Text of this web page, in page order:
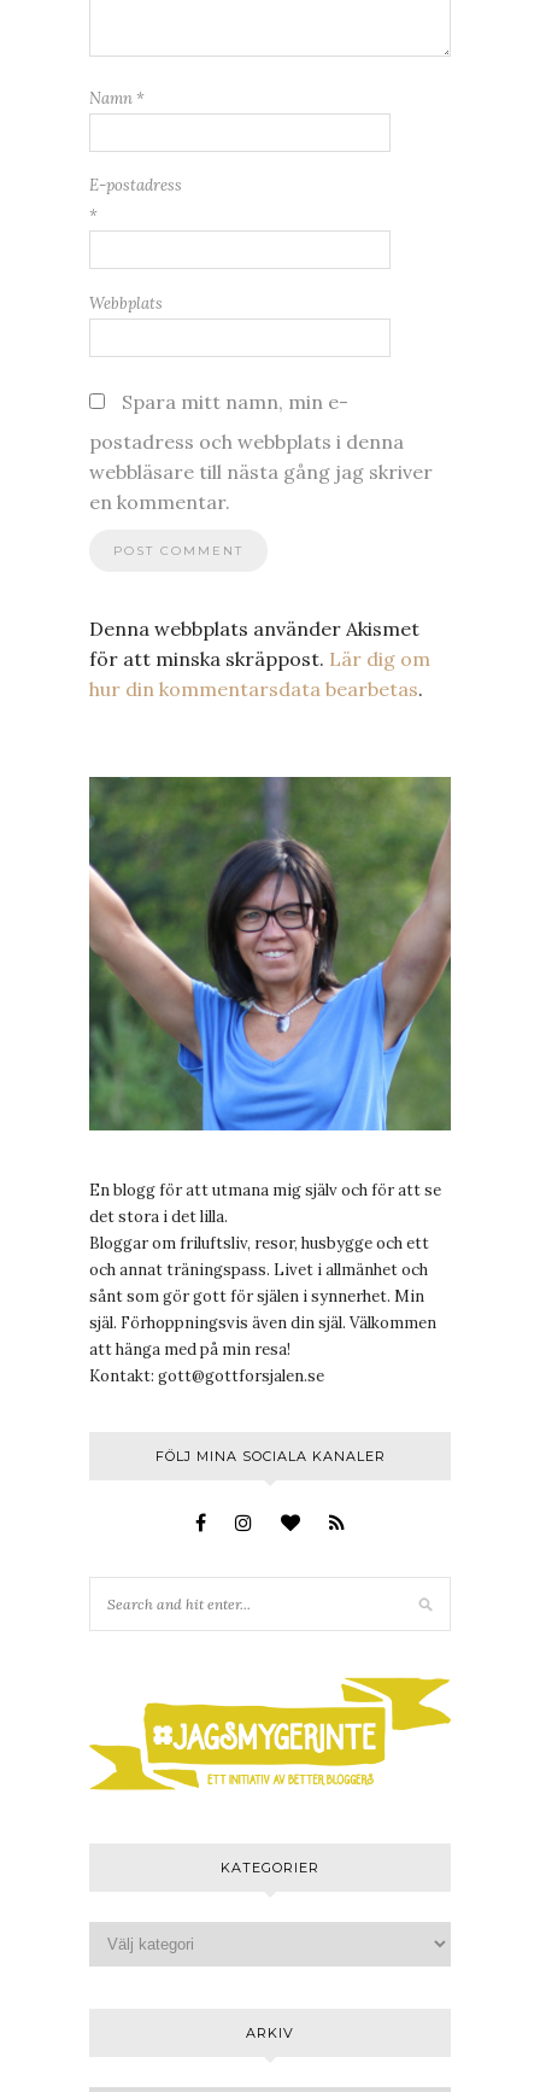
Namn *
E-postadress
*
Webbplats
Spara mitt namn, min e-
postadress och webbplats i denna
webbläsare till nästa gång jag skriver
en kommentar.
Denna webbplats använder Akismet
för att minska skräppost. Lär dig om
hur din kommentarsdata bearbetas.
En blogg för att utmana mig själv och för att se
det stora i det lilla.
Bloggar om friluftsliv, resor, husbygge och ett
och annat träningspass. Livet i allmänhet och
sånt som gör gott för själen i synnerhet. Min
själ. Förhoppningsvis även din själ. Välkommen
att hänga med på min resa!
Kontakt: gott@gottforsjalen.se
FÖLJ MINA SOCIALA KANALER
KATEGORIER
ARKIV